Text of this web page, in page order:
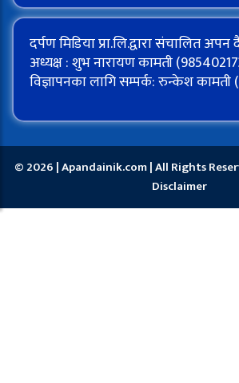
दर्पण मिडिया प्रा.लि.द्वारा संचालित
अध्यक्ष : शुभ नारायण कामती
विज्ञापनका लागि सम्पर्क: रुन्केश कामती
© 2026 | Apandainik.com | All Rights
Disclaimer